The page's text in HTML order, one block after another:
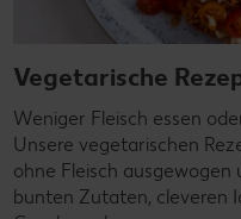
Vegetarische
Weniger Fleisch essen
Unsere vegetarischen
ohne Fleisch
bunten Zutaten, cleveren